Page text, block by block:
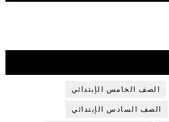
الصف الخامس الإبتدائي
الصف السادس الإبتدائي